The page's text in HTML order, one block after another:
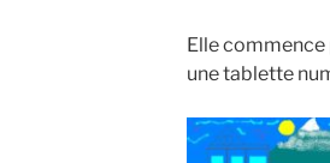
Elle
une tablette